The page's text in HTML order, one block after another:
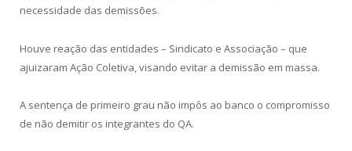
necessidade das demissões.
Houve reação das entidades – Sindicato e Associação – que
ajuizaram Ação Coletiva, visando evitar a demissão em massa.
A sentença de primeiro grau não impôs ao banco o compromisso
de não demitir os integrantes do QA.